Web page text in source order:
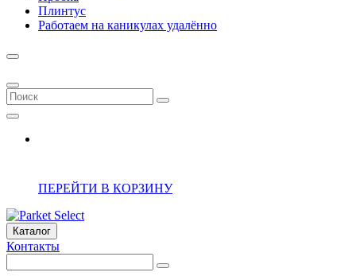
Плинтус
Работаем на каникулах удалённо
ПЕРЕЙТИ В КОРЗИНУ
Каталог
Контакты